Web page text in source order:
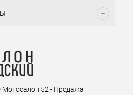
Мотосалон 52 - Продажа